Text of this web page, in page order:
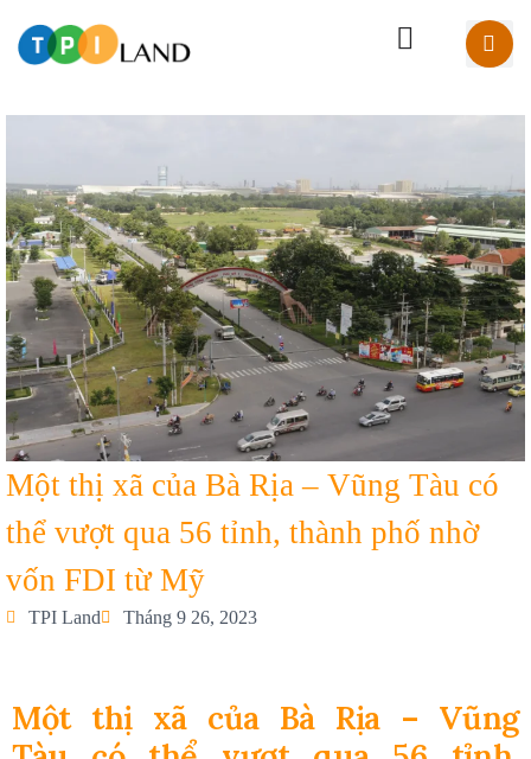
Một thị xã của Bà Rịa – Vũng Tàu có
thể vượt qua 56 tỉnh, thành phố nhờ
vốn FDI từ Mỹ
TPI Land Tháng 9 26, 2023
Một thị xã của Bà Rịa – Vũng